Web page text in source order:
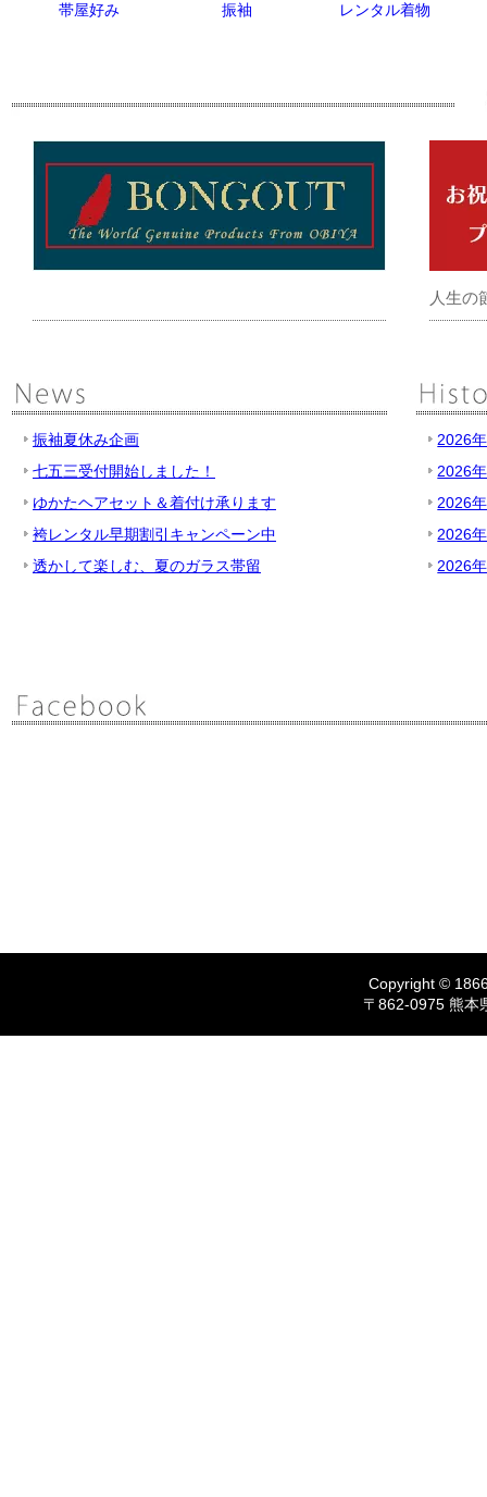
帯屋好み 振袖 レンタル着物
人生の
振袖夏休み企画
七五三受付開始しました！
ゆかたヘアセット＆着付け承ります
袴レンタル早期割引キャンペーン中
透かして楽しむ、夏のガラス帯留
2026
2026
2026
2026
2026
Copyright ©
〒862-0975 熊本